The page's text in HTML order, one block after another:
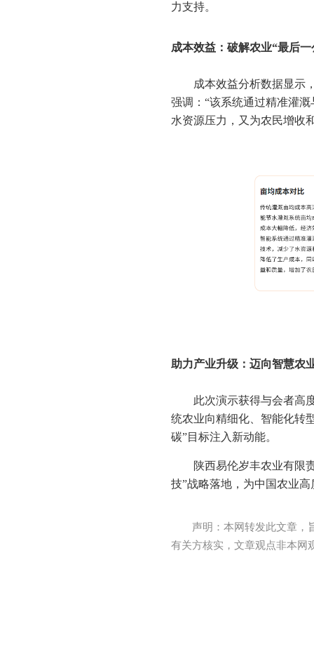
力支持。
成本效益：破解农业“最后
成本效益分析数据显示
强调：“该系统通过精准灌
水资源压力，又为农民增收
助力产业升级：迈向智慧农
此次演示获得与会者高
统农业向精细化、智能化转
碳”目标注入新动能。
陕西易伦岁丰农业有限
技”战略落地，为中国农业
声明：本网转发此文章，
有关方核实，文章观点非本网